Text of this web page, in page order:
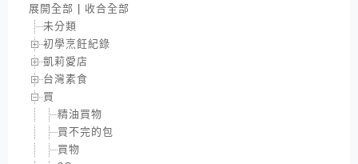
展開全部
收合全部
未分類
初學烹飪紀錄
凱莉愛店
台灣素食
買
精油買物
買不完的包
買物